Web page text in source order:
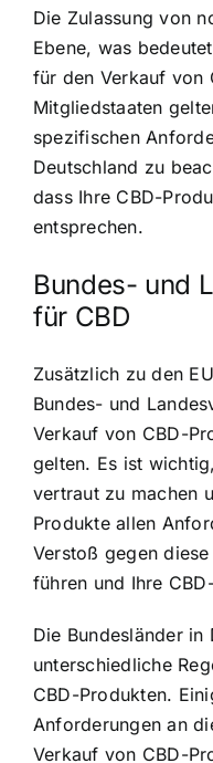
Die Zulassung von
Ebene, was
für den Verkauf von
Mitgliedstaaten
spezifischen
Deutschland zu
dass Ihre CBD-
entsprechen.
Bundes- und
für CBD
Zusätzlich zu den
Bundes- und
Verkauf von CBD-
gelten. Es ist
vertraut zu machen
Produkte allen
Verstoß gegen
führen und Ihre
Die Bundesländer in
unterschiedliche
CBD-Produkten.
Anforderungen an
Verkauf von CBD-